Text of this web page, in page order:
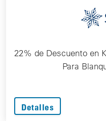
22% de Descuento en
Para
Detalles